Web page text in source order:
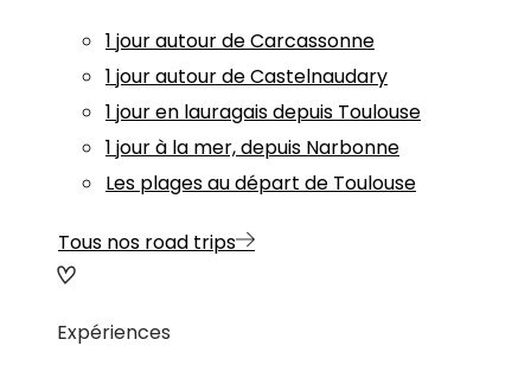
1 jour autour de Carcassonne
1 jour autour de Castelnaudary
1 jour en lauragais depuis Toulouse
1 jour à la mer, depuis Narbonne
Les plages au départ de Toulouse
Tous nos road trips
Expériences